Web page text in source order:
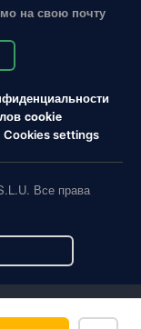
на свою почту
cookie
Cookies settings
Все права